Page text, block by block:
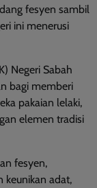
fesyen sambil
ini menerusi
Negeri Sabah
bagi memberi
pakaian lelaki,
elemen tradisi
fesyen,
keunikan adat,